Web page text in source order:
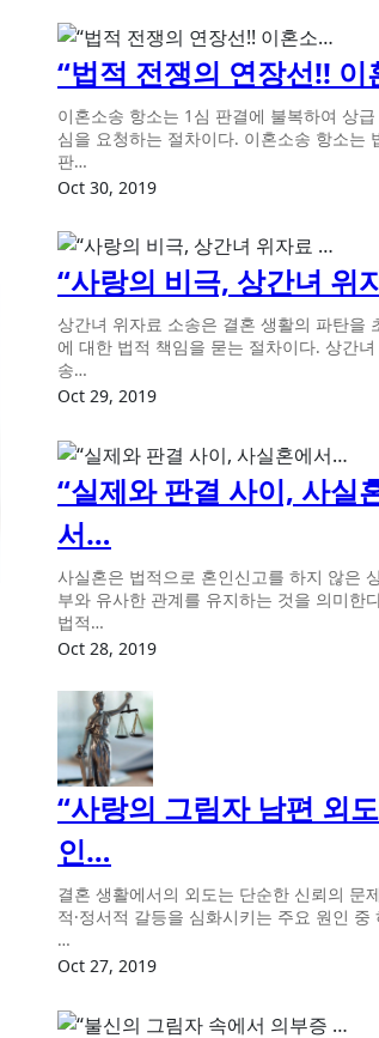
“법적 전쟁의 연장선!!
이혼소송 항소는 1심 판결에 불복하여 상급
심을 요청하는 절차이다. 이혼소송 항소는
판…
Oct 30, 2019
“사랑의 비극, 상간녀 위
상간녀 위자료 소송은 결혼 생활의 파탄을
에 대한 법적 책임을 묻는 절차이다. 상간
송…
Oct 29, 2019
“실제와 판결 사이, 사실
서…
사실혼은 법적으로 혼인신고를 하지 않은
부와 유사한 관계를 유지하는 것을 의미한
법적…
Oct 28, 2019
“사랑의 그림자 남편 외
인…
결혼 생활에서의 외도는 단순한 신뢰의 문
적·정서적 갈등을 심화시키는 주요 원인 중
…
Oct 27, 2019